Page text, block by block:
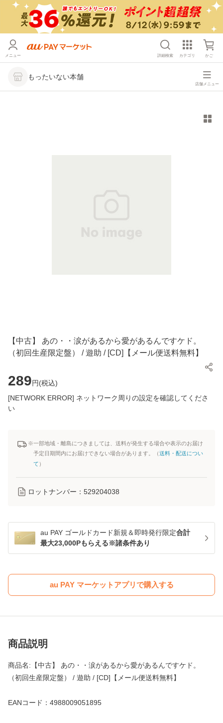
メニュー 詳細検索 カテゴリ かご
もったいない本舗
店舗メニュー
【中古】 あの・・涙があるから愛があるんですケド。
（初回生産限定盤） / 遊助 / [CD]【メール便送料無料】
289円(税込)
[NETWORK ERROR] ネットワーク周りの設定を確認してくださ
い
※一部地域・離島につきましては、送料が発生する場合や表示のお届け
予定日期間内にお届けできない場合があります。（送料・配送につい
て ）
ロットナンバー： 529204038
au PAY ゴールドカード新規＆即時発行限定合計
最大23,000Pもらえる※諸条件あり
au PAY マーケットアプリで購入する
商品説明
商品名:【中古】 あの・・涙があるから愛があるんですケド。
（初回生産限定盤） / 遊助 / [CD]【メール便送料無料】
EANコード：4988009051895